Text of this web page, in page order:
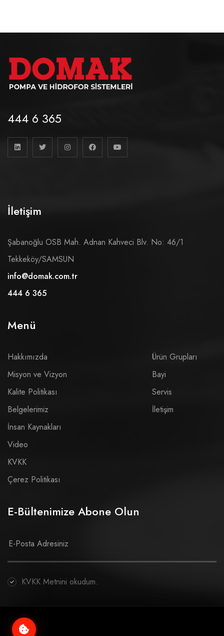
444 6 365
İletişim
Şabanoğlu OSB Mah. Adnan Kahveci Blv. No: 46/1
Tekkeköy/SAMSUN
info@domak.com.tr
444 6 365
Menü
Hakkımızda
Misyon ve Vizyon
Kalite Politikası
Belgelerimiz
İnsan Kaynakları
Video
KVKK
Çerez Politikası
Ürün Grupları
Bayi
Servis
İletişim
E-Bültenimize Abone Olun
KVKK Metnini okudum.
© Copyright 2026 Tüm hakları saklıdır.